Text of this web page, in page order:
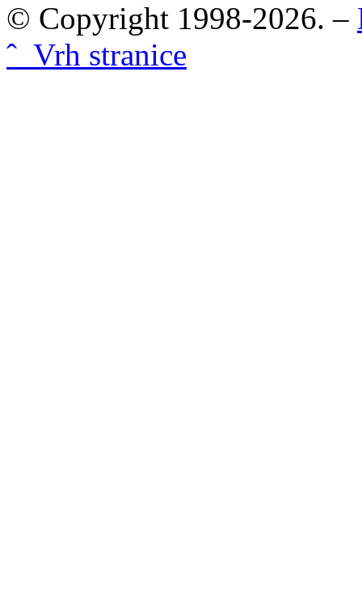
© Copyright 1998-2026. –
ˆ Vrh stranice